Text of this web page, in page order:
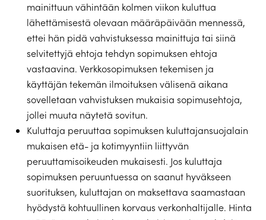
mainittuun vähintään kolmen viikon kuluttua
lähettämisestä olevaan määräpäivään mennessä,
ettei hän pidä vahvistuksessa mainittuja tai siinä
selvitettyjä ehtoja tehdyn sopimuksen ehtoja
vastaavina. Verkkosopimuksen tekemisen ja
käyttäjän tekemän ilmoituksen välisenä aikana
sovelletaan vahvistuksen mukaisia sopimusehtoja,
jollei muuta näytetä sovitun.
Kuluttaja peruuttaa sopimuksen kuluttajansuojalain
mukaisen etä- ja kotimyyntiin liittyvän
peruuttamisoikeuden mukaisesti. Jos kuluttaja
sopimuksen peruuntuessa on saanut hyväkseen
suorituksen, kuluttajan on maksettava saamastaan
hyödystä kohtuullinen korvaus verkonhaltijalle. Hinta